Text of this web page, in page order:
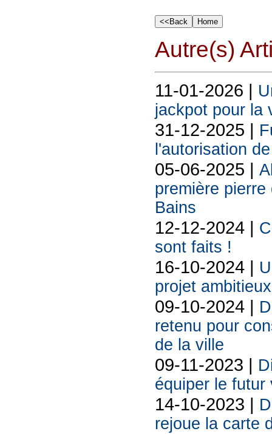
Autre(s)
11-01-2026 |
jackpot pour la
31-12-2025 |
l'autorisation
05-06-2025 |
première
Bains
12-12-2024 |
sont faits !
16-10-2024 |
projet
09-10-2024 |
retenu pour
de la ville
09-11-2023 |
équiper le futur
14-10-2023 |
rejoue la carte